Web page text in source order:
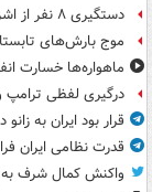
دستگیری ۸ نفر از اشرار مسلح شاخص و مرتبطین گروهک های تروریستی
موج بارش‌های تابستانه در
ماهواره‌ها خسارت
درگیری لفظی
قرار بود ایران به
قدرت نظامی ایران
واکنش کمال شرف